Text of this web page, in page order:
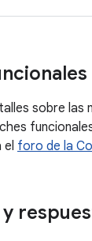
sobre las
el foro de la